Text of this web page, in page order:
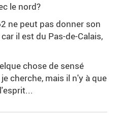
le nord?
ne peut pas donner son
il est du Pas-de-Calais,
chose de sensé
cherche, mais il n'y à que